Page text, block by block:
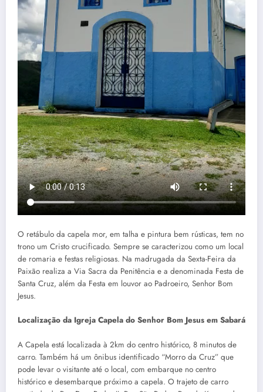
O retábulo da capela mor, em talha e pintura bem rústicas, tem no
trono um Cristo crucificado. Sempre se caracterizou como um local
de romaria e festas religiosas. Na madrugada da Sexta-Feira da
Paixão realiza a Via Sacra da Penitência e a denominada Festa de
Santa Cruz, além da Festa em louvor ao Padroeiro, Senhor Bom
Jesus.
Localização da Igreja Capela do Senhor Bom Jesus em Sabará
A Capela está localizada à 2km do centro histórico, 8 minutos de
carro. Também há um ônibus identificado “Morro da Cruz” que
pode levar o visitante até o local, com embarque no centro
histórico e desembarque próximo a capela. O trajeto de carro